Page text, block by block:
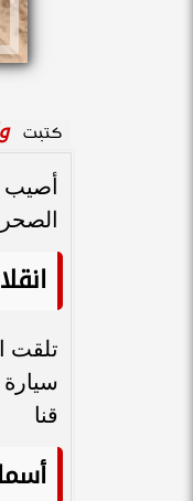
كتبت
تلقت
قنا